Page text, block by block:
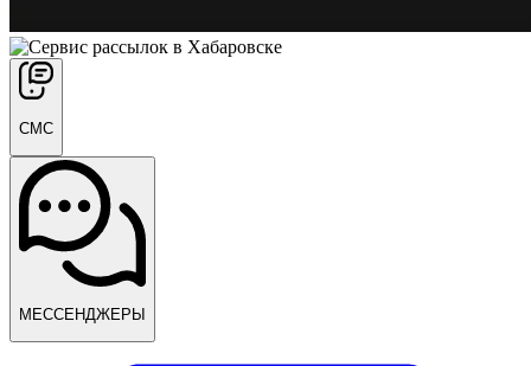
СМС
МЕССЕНДЖЕРЫ